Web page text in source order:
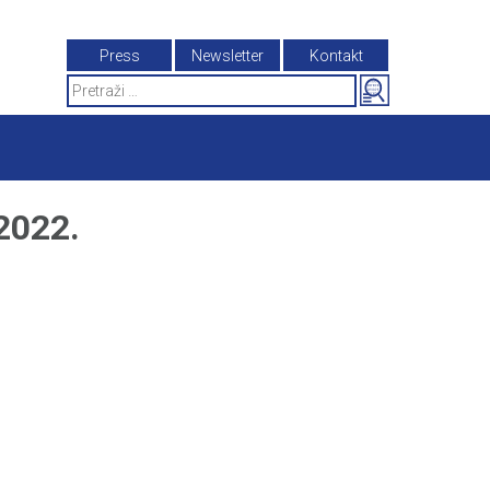
Press Newsletter
Kontakt
Search
for: